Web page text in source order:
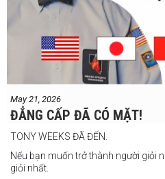
Wesley Caga vs Sandy Volante
Ricson Hanginan vs Harry Omac
Salvador Gajana vs Wendel
Cherry Mae Rosas vs Charimae
Daniel Balois vs Sherwin Andes
Vincent Siordia vs Kresler Tenorio
May 21, 2026
ĐẲNG CẤP ĐÃ CÓ MẶT!
TONY WEEKS ĐÃ ĐẾN.
Nếu bạn muốn trở thành người giỏi
giỏi nhất.